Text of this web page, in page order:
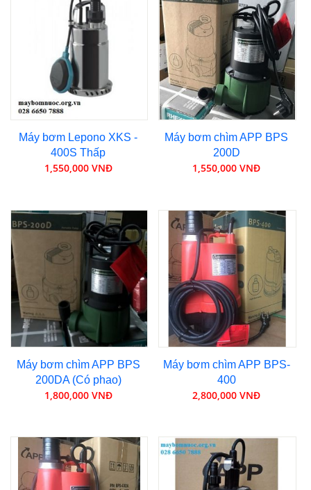
Máy bơm Lepono XKS -
400S Thấp
1,550,000 VNĐ
Máy bơm chìm APP BPS
200D
1,550,000 VNĐ
Máy bơm chìm APP BPS
200DA (Có phao)
1,800,000 VNĐ
Máy bơm chìm APP BPS-
400
2,800,000 VNĐ